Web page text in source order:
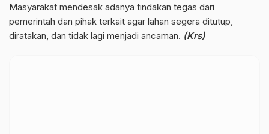
Masyarakat mendesak adanya tindakan tegas dari
pemerintah dan pihak terkait agar lahan segera ditutup,
diratakan, dan tidak lagi menjadi ancaman. (Krs)